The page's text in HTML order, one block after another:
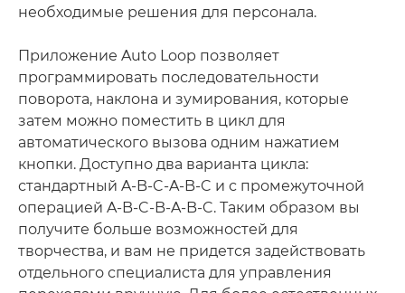
необходимые решения для персонала.
Приложение Auto Loop позволяет
программировать последовательности
поворота, наклона и зумирования, которые
затем можно поместить в цикл для
автоматического вызова одним нажатием
кнопки. Доступно два варианта цикла:
стандартный A-B-C-A-B-C и с промежуточной
операцией A-B-C-B-A-B-C. Таким образом вы
получите больше возможностей для
творчества, и вам не придется задействовать
отдельного специалиста для управления